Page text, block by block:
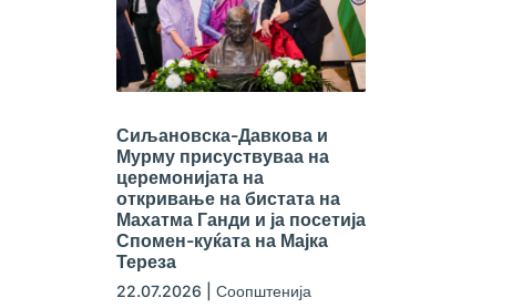
Сиљановска-Давкова и
Мурму присуствуваа на
церемонијата на
откривање на бистата на
Махатма Ганди и ја посетија
Спомен-куќата на Мајка
Тереза
22.07.2026 Соопштенија